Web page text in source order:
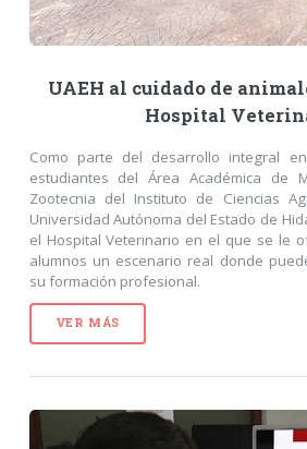
UAEH al cuidado de
Hospital
Como parte del desarrollo integral
estudiantes del Área Académica de
Zootecnia del Instituto de Ciencias
Universidad Autónoma del Estado de
el Hospital Veterinario en el que se le
alumnos un escenario real donde
su formación profesional.
VER MÁS